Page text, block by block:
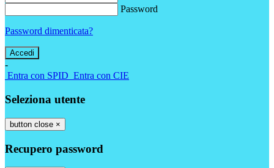
Password
Password dimenticata?
-
Entra con SPID Entra con CIE
Seleziona utente
button close ×
Recupero password